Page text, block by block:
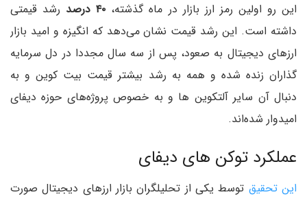
این رو اولین رمز ارز بازار در ماه گذشته،
رشد قیمتی
داشته است. این رشد قیمت نشان می‌دهد که انگیزه و امید بازار
ارزهای دیجیتال به صعود، پس از سه سال مجددا در دل سرمایه
گذاران زنده شده و همه به رشد بیشتر قیمت بیت کوین و به
دنبال آن سایر آلتکوین ها و به خصوص پروژه‌های حوزه دیفای
امیدوار شده‌اند.
عملکرد توکن های دیفای
این تحقیق توسط یکی از تحلیلگران بازار ارزهای دیجیتال صورت